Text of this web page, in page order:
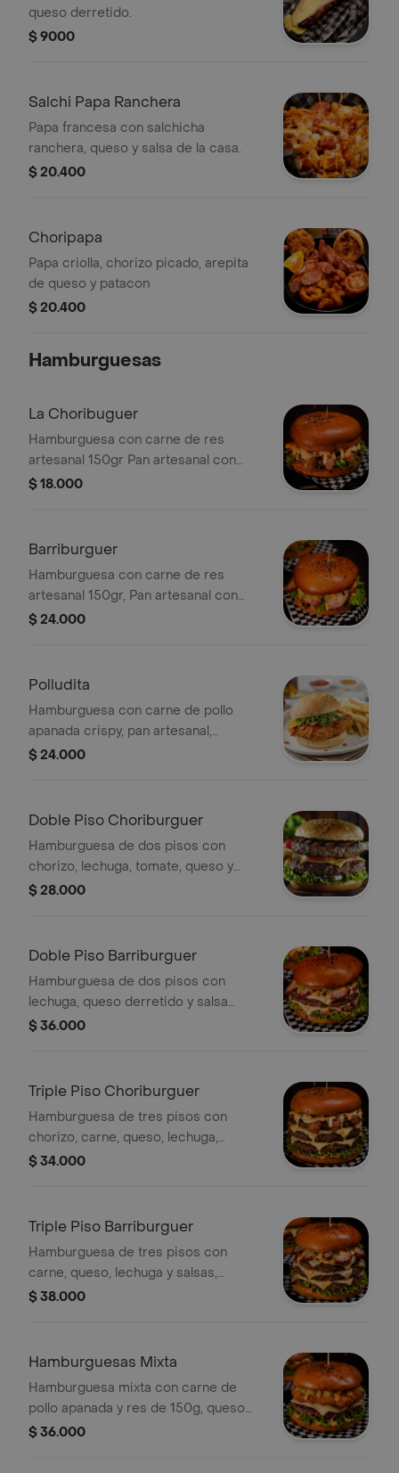
queso derretido.
$ 9000
Salchi Papa Ranchera
Papa francesa con salchicha
ranchera, queso y salsa de la casa.
$ 20.400
Choripapa
Papa criolla, chorizo picado, arepita
de queso y patacon
$ 20.400
Hamburguesas
La Choribuguer
Hamburguesa con carne de res
artesanal 150gr Pan artesanal con
semillas de amapola, lonjas de
calada, lechuga y tomate, salsa dulce
y cheddar
$ 18.000
Barriburguer
Hamburguesa con carne de res
artesanal 150gr, Pan artesanal con
semillas de amapola, lonjas de
caramelizada, piña calada, lechuga y
$ 24.000
Polludita
Hamburguesa con carne de pollo
apanada crispy, pan artesanal,
pepinillos encurtidos, queso cheddar,
$ 24.000
Doble Piso Choriburguer
Hamburguesa de dos pisos con
chorizo, lechuga, tomate, queso y
pepinillos.
$ 28.000
Doble Piso Barriburguer
Hamburguesa de dos pisos con
lechuga, queso derretido y salsa
especial.
$ 36.000
Triple Piso Choriburguer
Hamburguesa de tres pisos con
chorizo, carne, queso, lechuga,
tomate y pepinillos.
$ 34.000
Triple Piso Barriburguer
Hamburguesa de tres pisos con
carne, queso, lechuga y salsas,
acompañada de papas fritas.
$ 38.000
Hamburguesas Mixta
Hamburguesa mixta con carne de
pollo apanada y res de 150g, queso
mozzarella, piña, cebolla
$ 36.000